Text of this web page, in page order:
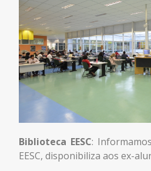
Biblioteca EESC:
EESC, disponibiliza aos ex-